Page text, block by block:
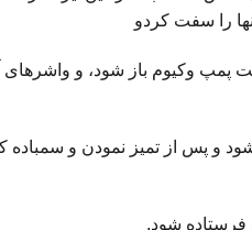
وکیوم باز شود، و واشرهای
و پس از تمیز نمودن و سمباده